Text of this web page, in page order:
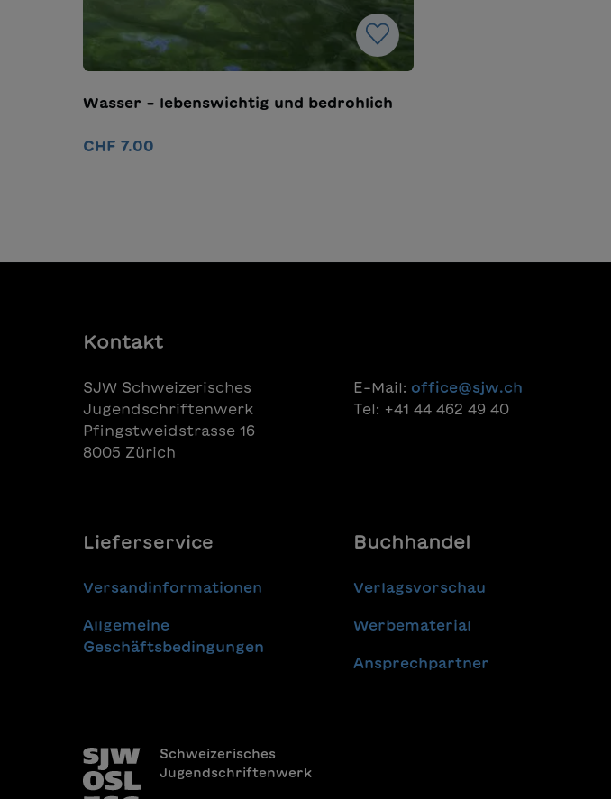
Wasser – lebenswichtig und bedrohlich
CHF 7.00
Kontakt
SJW Schweizerisches
Jugendschriftenwerk
Pfingstweidstrasse 16
8005 Zürich
E-Mail: office@sjw.ch
Tel: +41 44 462 49 40
Lieferservice
Versandinformationen
Allgemeine
Geschäftsbedingungen
Buchhandel
Verlagsvorschau
Werbematerial
Ansprechpartner
Schweizerisches
Jugendschriftenwerk